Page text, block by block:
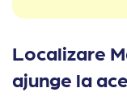
Localizare
ajunge la